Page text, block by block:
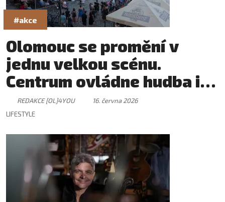
#akce
Olomouc se promění v
jednu velkou scénu.
Centrum ovládne hudba i
skvělá atmosféra
REDAKCE [OL]4YOU
16. června 2026
LIFESTYLE